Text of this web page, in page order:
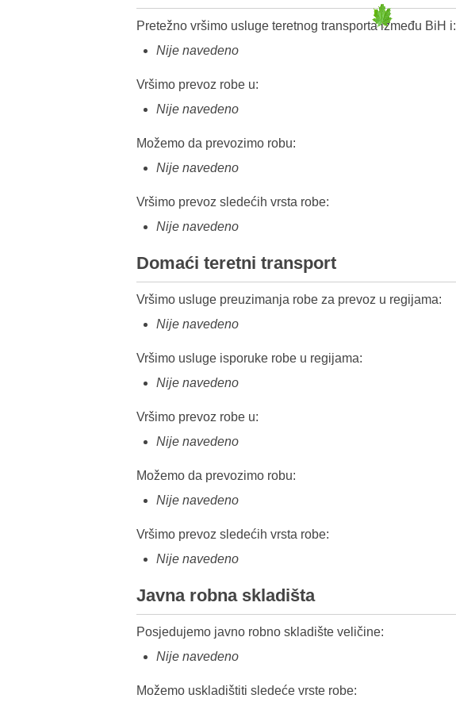
Pretežno vršimo usluge teretnog transporta između BiH i:
Nije navedeno
Vršimo prevoz robe u:
Nije navedeno
Možemo da prevozimo robu:
Nije navedeno
Vršimo prevoz sledećih vrsta robe:
Nije navedeno
Domaći teretni transport
Vršimo usluge preuzimanja robe za prevoz u regijama:
Nije navedeno
Vršimo usluge isporuke robe u regijama:
Nije navedeno
Vršimo prevoz robe u:
Nije navedeno
Možemo da prevozimo robu:
Nije navedeno
Vršimo prevoz sledećih vrsta robe:
Nije navedeno
Javna robna skladišta
Posjedujemo javno robno skladište veličine:
Nije navedeno
Možemo uskladištiti sledeće vrste robe: